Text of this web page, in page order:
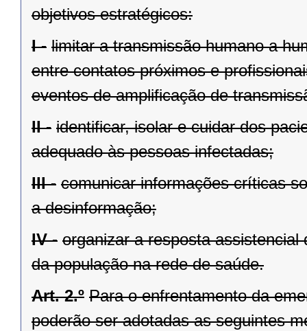
objetivos estratégicos:
I - limitar a transmissão humano a
entre contatos próximos e
eventos de amplificação de
II - identificar, isolar e cuidar dos
adequado às pessoas infectadas;
III - comunicar informações críticas
a desinformação;
IV - organizar a resposta
da população na rede de saúde.
Art. 2.º Para o enfrentamento da
poderão ser adotadas as seguintes